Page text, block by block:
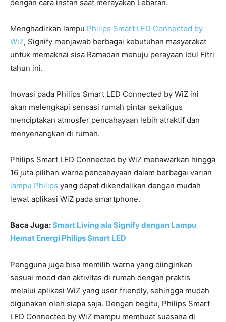
dengan cara instan saat merayakan Lebaran.
Menghadirkan lampu Philips Smart LED Connected by
WiZ, Signify menjawab berbagai kebutuhan masyarakat
untuk memaknai sisa Ramadan menuju perayaan Idul Fitri
tahun ini.
Inovasi pada Philips Smart LED Connected by WiZ ini
akan melengkapi sensasi rumah pintar sekaligus
menciptakan atmosfer pencahayaan lebih atraktif dan
menyenangkan di rumah.
Philips Smart LED Connected by WiZ menawarkan hingga
16 juta pilihan warna pencahayaan dalam berbagai varian
lampu Philips yang dapat dikendalikan dengan mudah
lewat aplikasi WiZ pada smartphone.
Baca Juga:Smart Living ala Signify dengan Lampu
Hemat Energi Philips Smart LED
Pengguna juga bisa memilih warna yang diinginkan
sesuai mood dan aktivitas di rumah dengan praktis
melalui aplikasi WiZ yang user friendly, sehingga mudah
digunakan oleh siapa saja. Dengan begitu, Philips Smart
LED Connected by WiZ mampu membuat suasana di